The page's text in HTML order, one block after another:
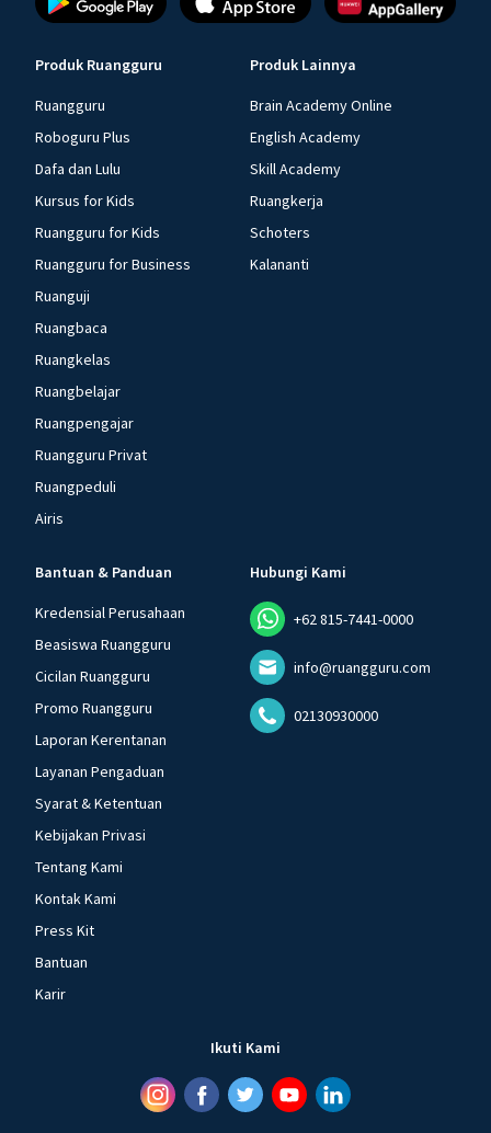
Produk Ruangguru
Ruangguru
Roboguru Plus
Dafa dan Lulu
Kursus for Kids
Ruangguru for Kids
Ruangguru for Business
Ruanguji
Ruangbaca
Ruangkelas
Ruangbelajar
Ruangpengajar
Ruangguru Privat
Ruangpeduli
Airis
Produk Lainnya
Brain Academy Online
English Academy
Skill Academy
Ruangkerja
Schoters
Kalananti
Bantuan & Panduan
Kredensial Perusahaan
Beasiswa Ruangguru
Cicilan Ruangguru
Promo Ruangguru
Laporan Kerentanan
Layanan Pengaduan
Syarat & Ketentuan
Kebijakan Privasi
Tentang Kami
Kontak Kami
Press Kit
Bantuan
Karir
Hubungi Kami
+62 815-7441-0000
info@ruangguru.com
02130930000
Ikuti Kami